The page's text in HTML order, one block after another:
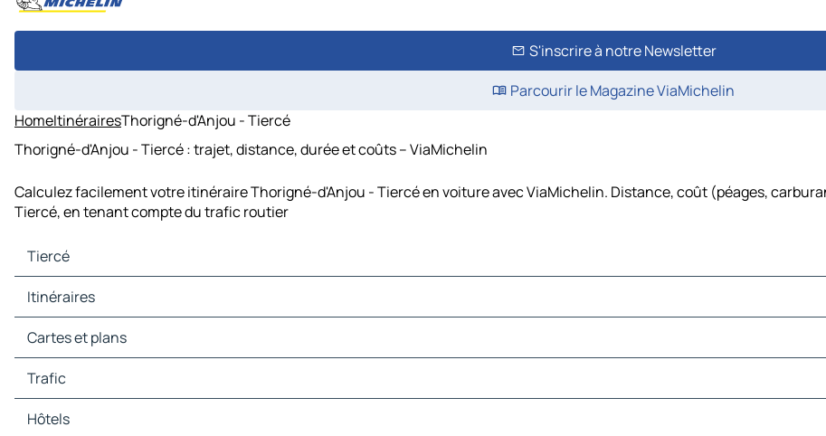
S'inscrire à notre Newsletter
Parcourir le Magazine ViaMichelin
HomeItinérairesThorigné-d'Anjou - Tiercé
Thorigné-d'Anjou - Tiercé : trajet, distance, durée et coûts – ViaMichelin
Calculez facilement votre itinéraire Thorigné-d'Anjou - Tiercé en voiture avec ViaMichelin. Distance, coût (péages,
Tiercé, en tenant compte du trafic routier
Tiercé
Tiercé Cartes et plans
Tiercé Trafic
Tiercé Hôtels
Tiercé Restaurants
Tiercé Stations-service
Itinéraires
Itinéraires Tiercé - Angers
Itinéraires Tiercé - Écuillé
Itinéraires Tiercé - Avrillé
Itinéraires Tiercé - Trélazé
Itinéraires Tiercé - Briollay
Itinéraires Tiercé - Villevêque
Cartes et plans
Cartes et plans Angers
Cartes et plans Écuillé
Cartes et plans Avrillé
Cartes et plans Trélazé
Trafic
Trafic Angers
Trafic Écuillé
Hôtels